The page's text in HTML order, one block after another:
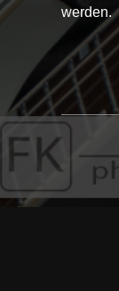
werden.